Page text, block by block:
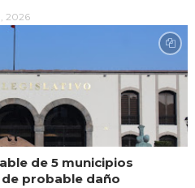
2026
de 5 municipios
probable daño